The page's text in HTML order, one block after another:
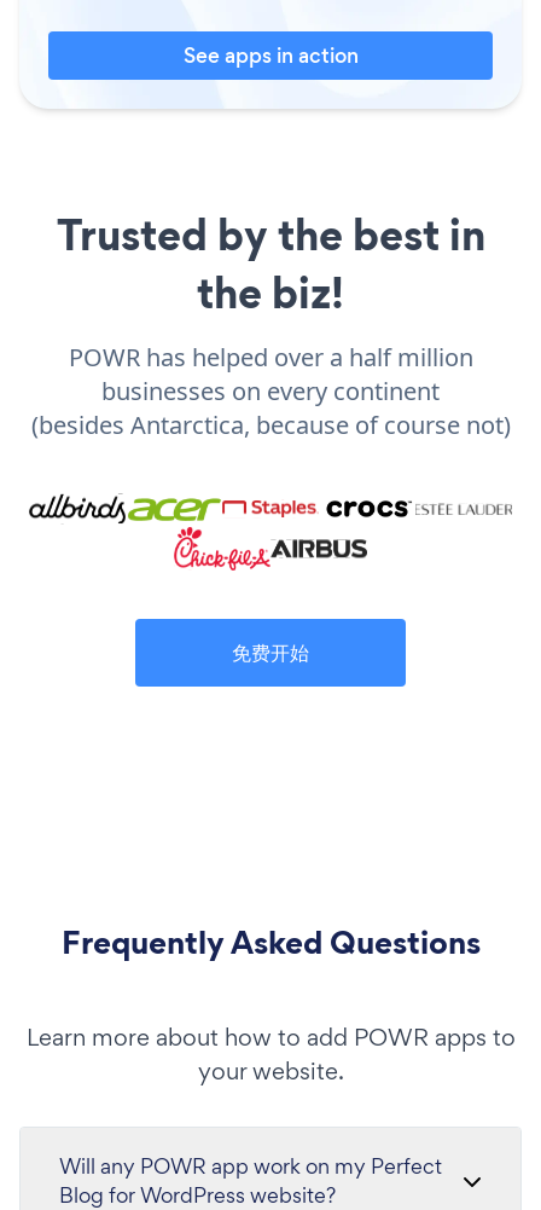
See apps in action
Trusted by the best in
the biz!
POWR has helped over a half million
businesses on every continent
(besides Antarctica, because of course not)
免费开始
Frequently Asked Questions
Learn more about how to add POWR apps to
your website.
Will any POWR app work on my Perfect
Blog for WordPress website?